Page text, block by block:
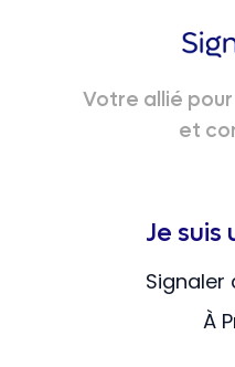
Votre allié
et
Je suis
Signaler
À